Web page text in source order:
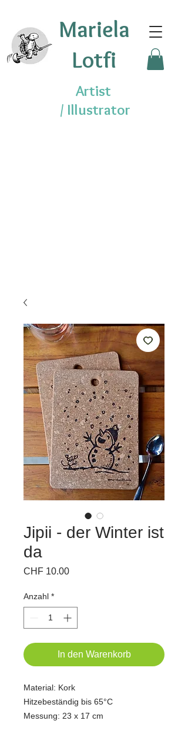
Mariela
Lotfi
Artist
/ Illustrator
Jipii - der Winter ist
da
CHF 10.00Preis
Anzahl *
In den Warenkorb
Material: Kork
Hitzebeständig bis 65°C
Messung: 23 x 17 cm